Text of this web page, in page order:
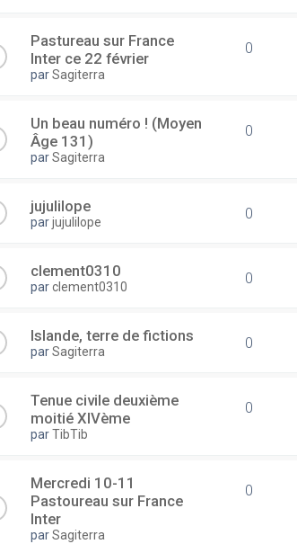
Pastureau sur France
Inter ce 22 février
parSagiterra
0
Un beau numéro ! (Moyen
Âge 131)
parSagiterra
0
jujulilope
parjujulilope 0
clement0310
parclement0310 0
Islande, terre de fictions
parSagiterra 0
Tenue civile deuxième
moitié XIVème
parTibTib
0
Mercredi 10-11
Pastoureau sur France
Inter
parSagiterra
0